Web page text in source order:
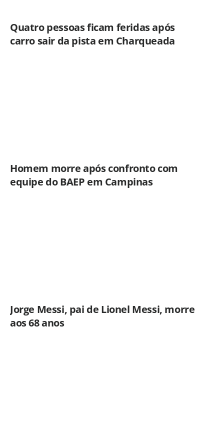
Quatro pessoas ficam feridas após
carro sair da pista em Charqueada
Homem morre após confronto com
equipe do BAEP em Campinas
Jorge Messi, pai de Lionel Messi, morre
aos 68 anos